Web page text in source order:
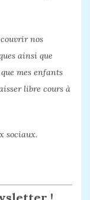
nos
ainsi que
mes enfants
libre cours à
sociaux.